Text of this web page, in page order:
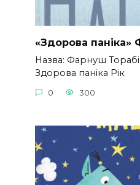
«Здорова паніка»
Назва: Фарнуш
Здорова паніка Рік
0 300